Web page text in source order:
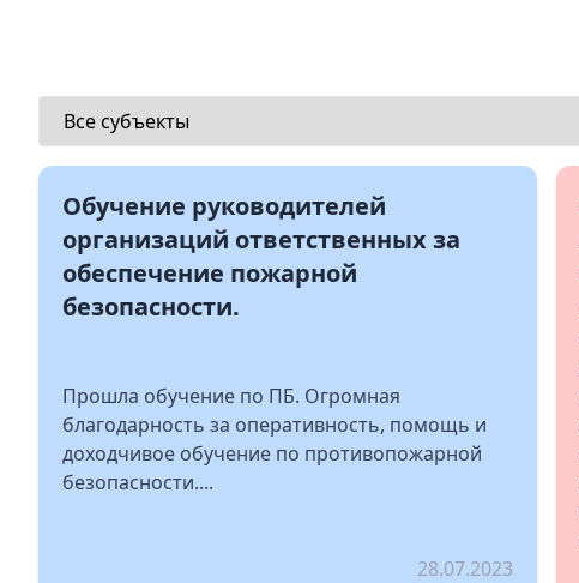
Обучение руководителей
организаций ответственных за
обеспечение пожарной
безопасности.
Прошла обучение по ПБ. Огромная
благодарность за оперативность, помощь и
доходчивое обучение по противопожарной
безопасности....
28.07.2023